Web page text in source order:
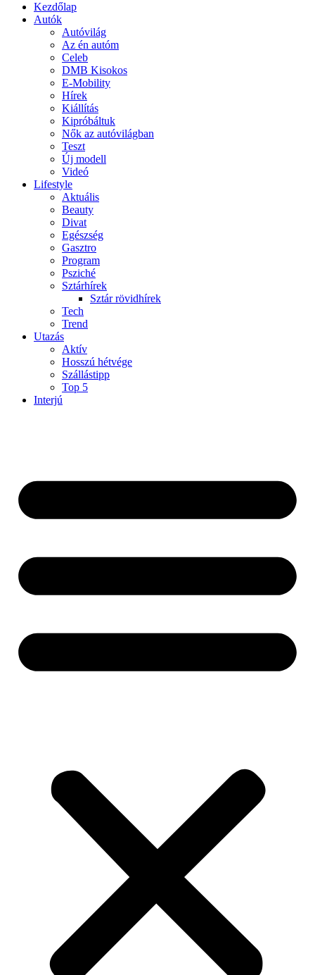
Kezdőlap
Autók
Autóvilág
Az én autóm
Celeb
DMB Kisokos
E-Mobility
Hírek
Kiállítás
Kipróbáltuk
Nők az autóvilágban
Teszt
Új modell
Videó
Lifestyle
Aktuális
Beauty
Divat
Egészség
Gasztro
Program
Psziché
Sztárhírek
Sztár rövidhírek
Tech
Trend
Utazás
Aktív
Hosszú hétvége
Szállástipp
Top 5
Interjú